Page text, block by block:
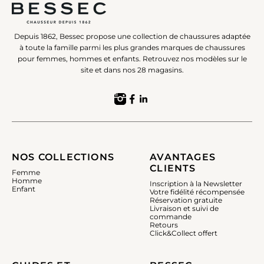
Depuis 1862, Bessec propose une collection de chaussures adaptée
à toute la famille parmi les plus grandes marques de chaussures
pour femmes, hommes et enfants. Retrouvez nos modèles sur le
site et dans nos 28 magasins.
NOS COLLECTIONS
Femme
Homme
Enfant
AVANTAGES
CLIENTS
Inscription à la Newsletter
Votre fidélité récompensée
Réservation gratuite
Livraison et suivi de
commande
Retours
Click&Collect offert